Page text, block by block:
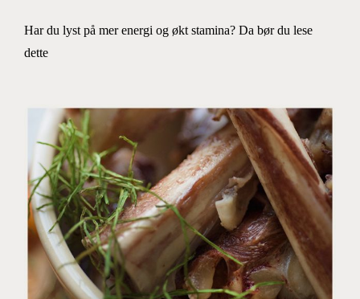
Har du lyst på mer energi og økt stamina? Da bør du lese
dette